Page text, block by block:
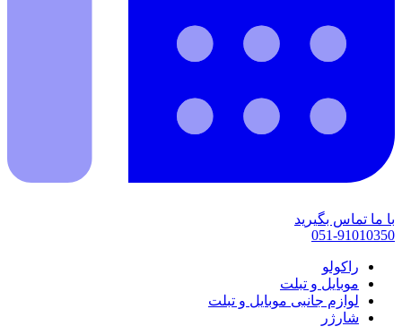
با ما تماس بگیرید
051-91010350
راکولو
موبایل و تبلت
لوازم جانبی موبایل و تبلت
شارژر